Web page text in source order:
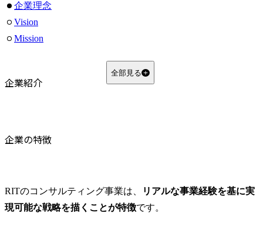
企業理念
Vision
Mission
よくある質問
全部見る
企業紹介
企業の特徴
RITのコンサルティング事業は、
リアルな事業経験を基に実
現可能な戦略を描くことが特徴です。